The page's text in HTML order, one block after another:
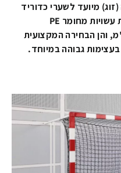
מיועד לשערי כדוריד
בגודל סטנדרטי (3x2 מ'). הרשתות עשויות מחומר PE
בעובי מרשים של 5 מ"מ, והן הבחירה המקצועית
גבוהה במיוחד.